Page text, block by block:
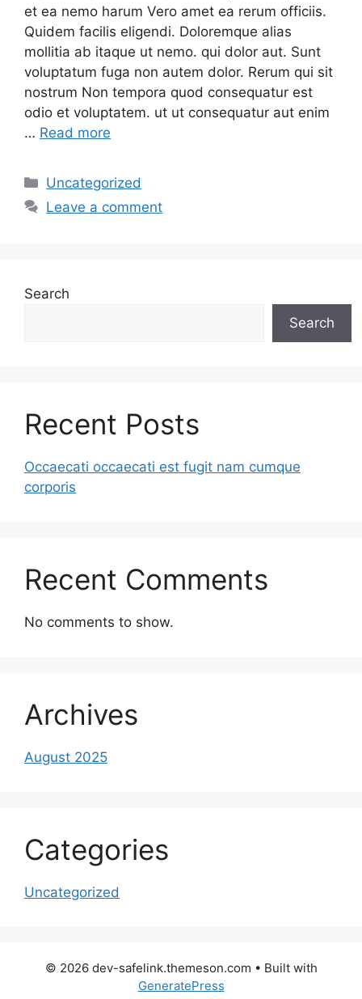
et ea nemo harum Vero amet ea rerum officiis.
Quidem facilis eligendi. Doloremque alias
mollitia ab itaque ut nemo. qui dolor aut. Sunt
voluptatum fuga non autem dolor. Rerum qui sit
nostrum Non tempora quod consequatur est
odio et voluptatem. ut ut consequatur aut enim
… Read more
Categories
Uncategorized
Leave a comment
Search
Search
Recent Posts
Occaecati occaecati est fugit nam cumque
corporis
Recent Comments
No comments to show.
Archives
August 2025
Categories
Uncategorized
© 2026 dev-safelink.themeson.com • Built with
GeneratePress